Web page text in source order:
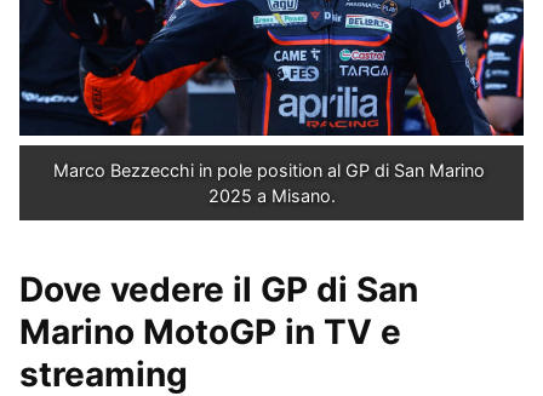
Marco Bezzecchi in pole position al GP di San Marino
2025 a Misano.
Dove vedere il GP di San
Marino MotoGP in TV e
streaming